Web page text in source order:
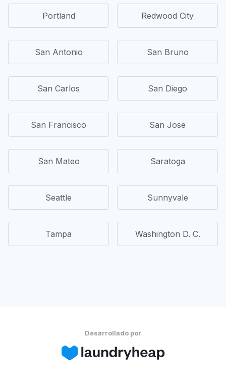
Portland Redwood City
San Antonio San Bruno
San Carlos San Diego
San Francisco San Jose
San Mateo Saratoga
Seattle Sunnyvale
Tampa Washington D. C.
Desarrollado por